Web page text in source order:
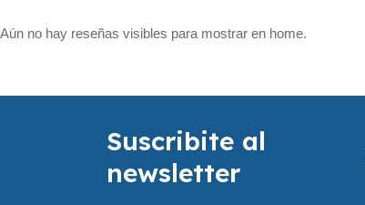
Aún no hay reseñas visibles para mostrar en home.
Suscribite al
newsletter